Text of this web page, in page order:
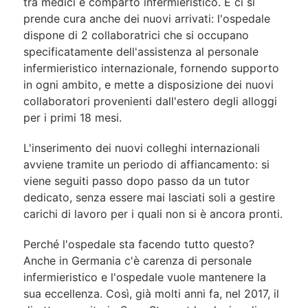
prende cura anche dei nuovi arrivati: l'ospedale
dispone di 2 collaboratrici che si occupano
specificatamente dell'assistenza al personale
infermieristico internazionale, fornendo supporto
in ogni ambito, e mette a disposizione dei nuovi
collaboratori provenienti dall'estero degli alloggi
per i primi 18 mesi.
L'inserimento dei nuovi colleghi internazionali
avviene tramite un periodo di affiancamento: si
viene seguiti passo dopo passo da un tutor
dedicato, senza essere mai lasciati soli a gestire
carichi di lavoro per i quali non si è ancora pronti.
Perché l'ospedale sta facendo tutto questo?
Anche in Germania c'è carenza di personale
infermieristico e l'ospedale vuole mantenere la
sua eccellenza. Così, già molti anni fa, nel 2017, il